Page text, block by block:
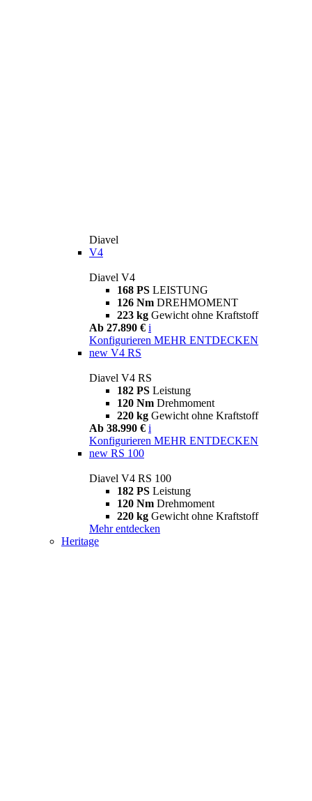
Diavel
V4
Diavel V4
168 PS LEISTUNG
126 Nm DREHMOMENT
223 kg Gewicht ohne Kraftstoff
Ab 27.890 € i
Konfigurieren MEHR ENTDECKEN
new V4 RS
Diavel V4 RS
182 PS Leistung
120 Nm Drehmoment
220 kg Gewicht ohne Kraftstoff
Ab 38.990 € i
Konfigurieren MEHR ENTDECKEN
new RS 100
Diavel V4 RS 100
182 PS Leistung
120 Nm Drehmoment
220 kg Gewicht ohne Kraftstoff
Mehr entdecken
Heritage